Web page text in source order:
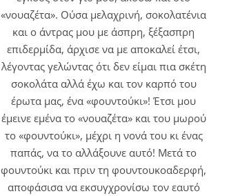
«νουαζέτα». Ούσα μελαχρινή, σοκολατένια
και ο άντρας μου με άσπρη, ξέξασπρη
επιδερμίδα, άρχισε να με αποκαλεί έτσι,
λέγοντας γελώντας ότι δεν είμαι πια σκέτη
σοκολάτα αλλά έχω και τον καρπό του
έρωτα μας, ένα «φουντούκι»! Έτσι μου
έμεινε εμένα το «νουαζέτα» και του μωρού
το «φουντούκι», μέχρι η νονά του κι ένας
παπάς, να το αλλάξουνε αυτό! Μετά το
φουντούκι και πριν τη φουντουκοαδερφή,
αποφάσισα να εκσυγχρονίσω τον εαυτό